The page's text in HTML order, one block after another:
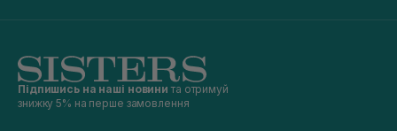
Підпишись на наші новини та отримуй
знижку 5% на перше замовлення